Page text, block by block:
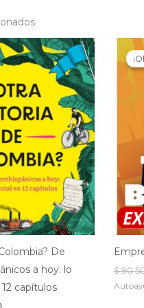
De
a hoy: lo
capítulos
El
$